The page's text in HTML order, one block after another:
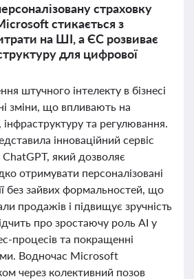
страховку
стикається з
на ШІ, а ЄС розвиває
для цифрової
штучного інтелекту в бізнесі
зміни, що впливають на
інфраструктуру та регулювання.
інноваційний сервіс
який дозволяє
отримувати персоналізовані
без зайвих формальностей, що
продажів і підвищує зручність
про зростаючу роль AI у
процесів та покращенні
Водночас Microsoft
через колективний позов